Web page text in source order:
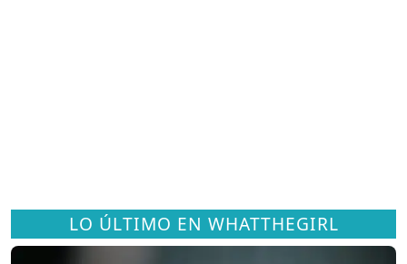
LO ÚLTIMO EN WHATTHEGIRL